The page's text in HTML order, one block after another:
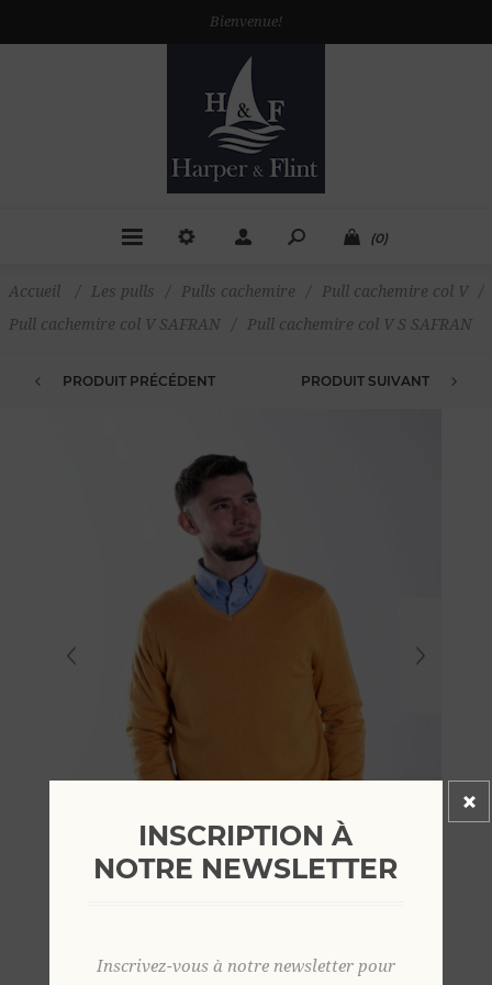
Bienvenue!
(0)
Accueil / Les pulls / Pulls cachemire / Pull cachemire col V
/
Pull cachemire col V SAFRAN
/ Pull cachemire col V S SAFRAN
PRODUIT PRÉCÉDENT PRODUIT SUIVANT
INSCRIPTION À
NOTRE NEWSLETTER
Inscrivez-vous à notre newsletter pour